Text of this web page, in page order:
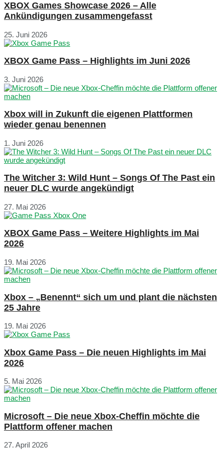
XBOX Games Showcase 2026 – Alle
Ankündigungen zusammengefasst
25. Juni 2026
XBOX Game Pass – Highlights im Juni 2026
3. Juni 2026
Xbox will in Zukunft die eigenen Plattformen
wieder genau benennen
1. Juni 2026
The Witcher 3: Wild Hunt – Songs Of The Past ein
neuer DLC wurde angekündigt
27. Mai 2026
XBOX Game Pass – Weitere Highlights im Mai
2026
19. Mai 2026
Xbox – „Benennt“ sich um und plant die nächsten
25 Jahre
19. Mai 2026
Xbox Game Pass – Die neuen Highlights im Mai
2026
5. Mai 2026
Microsoft – Die neue Xbox-Cheffin möchte die
Plattform offener machen
27. April 2026